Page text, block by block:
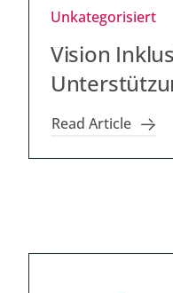
Unkategorisiert
Vision
Read Article